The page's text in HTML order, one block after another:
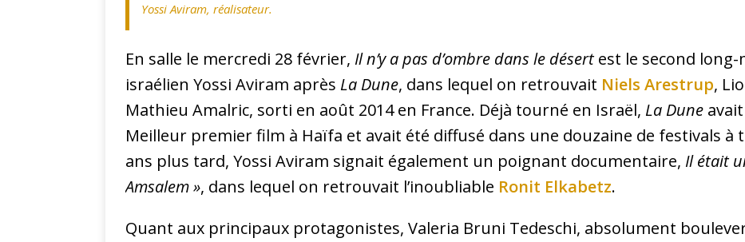
Yossi Aviram, réalisateur.
En salle le mercredi 28 février, Il n’y a pas d’ombre dans le désertest le second
israélien Yossi Aviram après La Dune, dans lequel on retrouvait Niels Arestrup,
Mathieu Amalric, sorti en août 2014 en France. Déjà tourné en Israël, La Dune
Meilleur premier film à Haïfa et avait été diffusé dans une douzaine de festivals à
ans plus tard, Yossi Aviram signait également un poignant documentaire, Il était
Amsalem », dans lequel on retrouvait l’inoubliable Ronit Elkabetz.
Quant aux principaux protagonistes, Valeria Bruni Tedeschi, absolument